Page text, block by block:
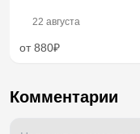
22 августа
от 880₽
Комментарии